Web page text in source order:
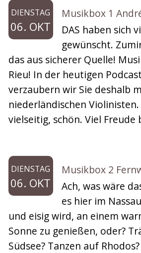
DIENSTAG
06. OKT
Musikbox 1
DAS haben sich
gewünscht.
das aus sicherer Quelle!
Rieu! In der heutigen
verzaubern wir Sie deshalb
niederländischen
vielseitig, schön. Viel Freude
DIENSTAG
06. OKT
Musikbox 2
Ach, was wäre
es hier im
und eisig wird, an einem
Sonne zu genießen, oder?
Südsee? Tanzen auf